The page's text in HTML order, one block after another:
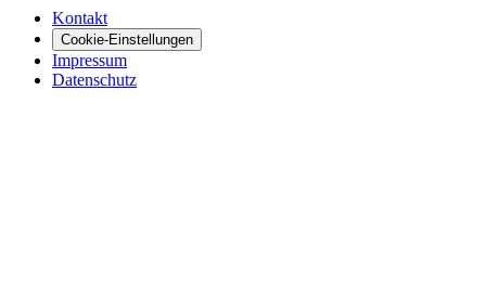
Kontakt
Cookie-Einstellungen
Impressum
Datenschutz